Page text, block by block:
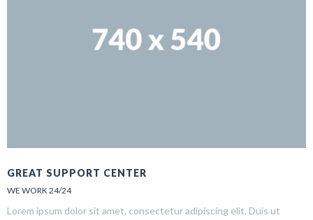
GREAT SUPPORT CENTER
WE WORK 24/24
Lorem ipsum dolor sit amet, consectetur adipiscing elit. Duis ut